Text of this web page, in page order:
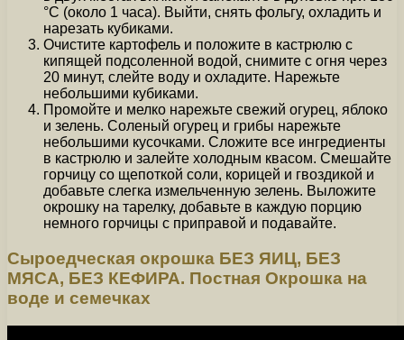
°C (около 1 часа). Выйти, снять фольгу, охладить и
нарезать кубиками.
Очистите картофель и положите в кастрюлю с
кипящей подсоленной водой, снимите с огня через
20 минут, слейте воду и охладите. Нарежьте
небольшими кубиками.
Промойте и мелко нарежьте свежий огурец, яблоко
и зелень. Соленый огурец и грибы нарежьте
небольшими кусочками. Сложите все ингредиенты
в кастрюлю и залейте холодным квасом. Смешайте
горчицу со щепоткой соли, корицей и гвоздикой и
добавьте слегка измельченную зелень. Выложите
окрошку на тарелку, добавьте в каждую порцию
немного горчицы с приправой и подавайте.
Сыроедческая окрошка БЕЗ ЯИЦ, БЕЗ
МЯСА, БЕЗ КЕФИРА. Постная Окрошка на
воде и семечках